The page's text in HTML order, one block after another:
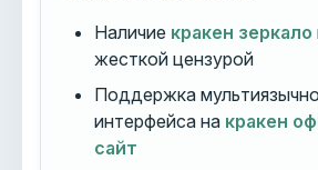
Наличие кракен зеркало
жесткой цензурой
Поддержка
интерфейса на кракен
сайт